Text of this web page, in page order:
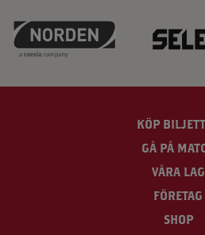
KÖP
GÅ PÅ
VÅRA LAG
FÖRETAG
SHOP